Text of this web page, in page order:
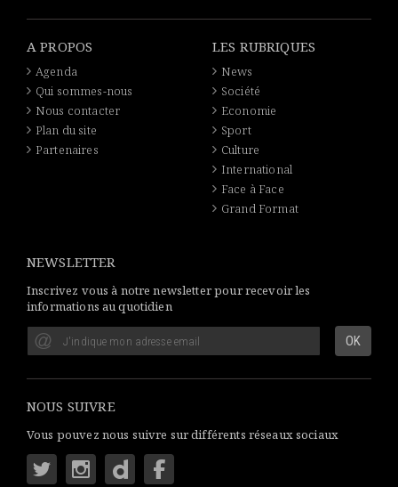
A PROPOS
Agenda
Qui sommes-nous
Nous contacter
Plan du site
Partenaires
LES RUBRIQUES
News
Société
Economie
Sport
Culture
International
Face à Face
Grand Format
NEWSLETTER
Inscrivez vous à notre newsletter pour recevoir les
informations au quotidien
NOUS SUIVRE
Vous pouvez nous suivre sur différents réseaux sociaux